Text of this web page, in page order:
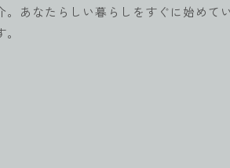
。あなたらしい暮らしをすぐに始めて